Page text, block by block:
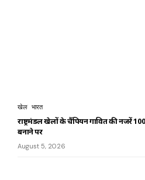
खेल भारत
राष्ट्रमंडल खेलों के चैंपियन गावित की नजरें
बनाने पर
August 5, 2026